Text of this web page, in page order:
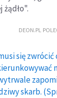
żądło".
DEON.PL
się
skarb.